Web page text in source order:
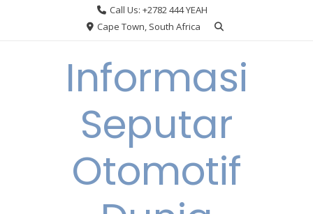
Call Us: +2782 444 YEAH
Cape Town, South Africa
Informasi
Seputar
Otomotif